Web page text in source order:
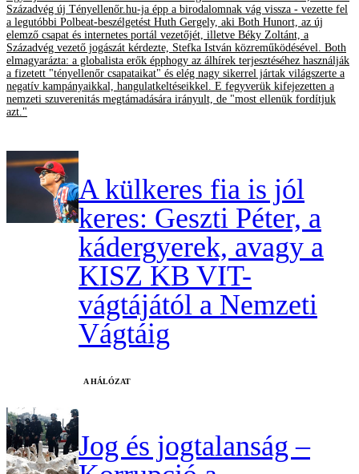
Századvég új Tényellenőr.hu-ja épp a birodalomnak vág vissza - vezette fel
a legutóbbi Polbeat-beszélgetést Huth Gergely, aki Both Hunort, az új
elemző csapat és internetes portál vezetőjét, illetve Béky Zoltánt, a
Századvég vezető jogászát kérdezte, Stefka István közreműködésével. Both
elmagyarázta: a globalista erők épphogy az álhírek terjesztéséhez használják
a fizetett "tényellenőr csapataikat" és elég nagy sikerrel jártak világszerte a
negatív kampányaikkal, hangulatkeltéseikkel. E fegyverük kifejezetten a
nemzeti szuverenitás megtámadására irányult, de "most ellenük fordítjuk
azt."
A külkeres fia is jól
keres: Geszti Péter, a
kádergyerek, avagy a
KISZ KB VIT-
vágtájától a Nemzeti
Vágtáig
A HÁLÓZAT
Jog és jogtalanság –